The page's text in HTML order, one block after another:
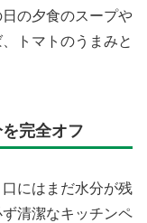
の夕食のスープや
トマトのうまみと
完全オフ
にはまだ水分が残
清潔なキッチンペ